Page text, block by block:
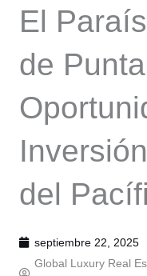
El
de
del
septiembre 22, 2025
Global Luxury Real